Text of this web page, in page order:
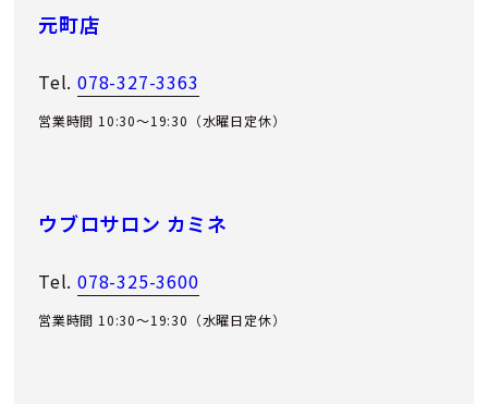
元町店
Tel. 078-327-3363
営業時間 10:30～19:30（水曜日定休）
ウブロサロン カミネ
Tel. 078-325-3600
営業時間 10:30～19:30（水曜日定休）